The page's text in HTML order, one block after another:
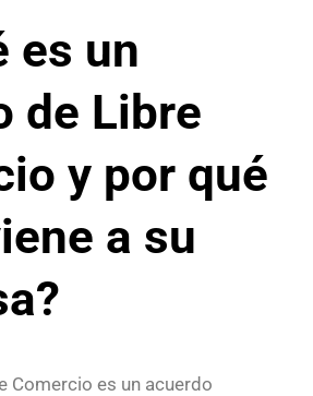
es un
de Libre
y por qué
a su
Comercio es un acuerdo